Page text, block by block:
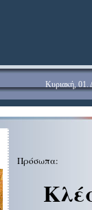
Κυριακή, 01.
Πρόσωπα: